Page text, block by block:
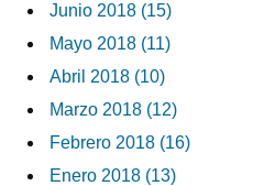
Junio 2018 (15)
Mayo 2018 (11)
Abril 2018 (10)
Marzo 2018 (12)
Febrero 2018 (16)
Enero 2018 (13)